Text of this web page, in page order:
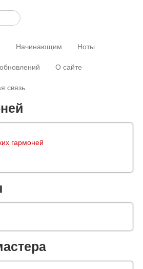
Начинающим
Ноты
О сайте
связь
гармоней